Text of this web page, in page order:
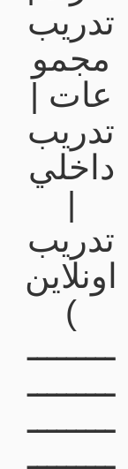
تدريب
مجمو
عات |
تدريب
داخلي
|
تدريب
اونلاين
)
ـــــــــ
ـــــــــ
ـــــــــ
ـــــــــ